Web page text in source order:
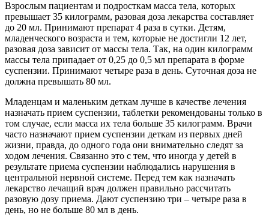
Взрослым пациентам и подросткам масса тела, которых
превышает 35 килограмм, разовая доза лекарства составляет
до 20 мл. Принимают препарат 4 раза в сутки. Детям,
младенческого возраста и тем, которые не достигли 12 лет,
разовая доза зависит от массы тела. Так, на один килограмм
массы тела припадает от 0,25 до 0,5 мл препарата в форме
суспензии. Принимают четыре раза в день. Суточная доза не
должна превышать 80 мл.
Младенцам и маленьким деткам лучше в качестве лечения
назначать прием суспензии, таблетки рекомендованы только в
том случае, если масса их тела больше 35 килограмм. Врачи
часто назначают прием суспензии деткам из первых дней
жизни, правда, до одного года они внимательно следят за
ходом лечения. Связанно это с тем, что иногда у детей в
результате приема суспензии наблюдались нарушения в
центральной нервной системе. Перед тем как назначать
лекарство лечащий врач должен правильно рассчитать
разовую дозу приема. Дают суспензию три – четыре раза в
день, но не больше 80 мл в день.